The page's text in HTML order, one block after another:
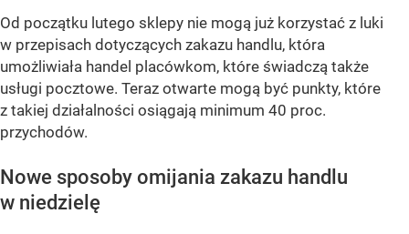
Od początku lutego sklepy nie mogą już korzystać z luki
w przepisach dotyczących zakazu handlu, która
umożliwiała handel placówkom, które świadczą także
usługi pocztowe. Teraz otwarte mogą być punkty, które
z takiej działalności osiągają minimum 40 proc.
przychodów.
Nowe sposoby omijania zakazu handlu
w niedzielę